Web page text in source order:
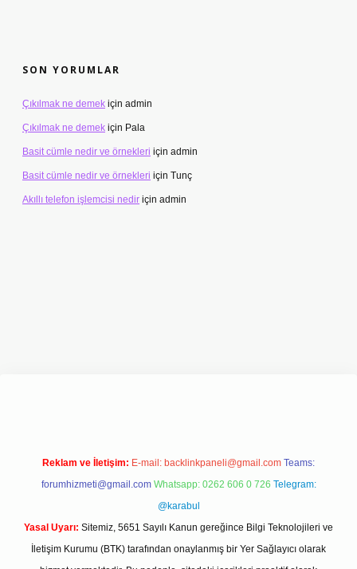
SON YORUMLAR
Çıkılmak ne demek için admin
Çıkılmak ne demek için Pala
Basit cümle nedir ve örnekleri için admin
Basit cümle nedir ve örnekleri için Tunç
Akıllı telefon işlemcisi nedir için admin
Reklam ve İletişim: E-mail: backlinkpaneli@gmail.com Teams:
forumhizmeti@gmail.com Whatsapp: 0262 606 0 726 Telegram:
@karabul
Yasal Uyarı: Sitemiz, 5651 Sayılı Kanun gereğince Bilgi Teknolojileri ve
İletişim Kurumu (BTK) tarafından onaylanmış bir Yer Sağlayıcı olarak